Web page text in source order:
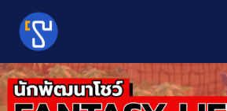
content